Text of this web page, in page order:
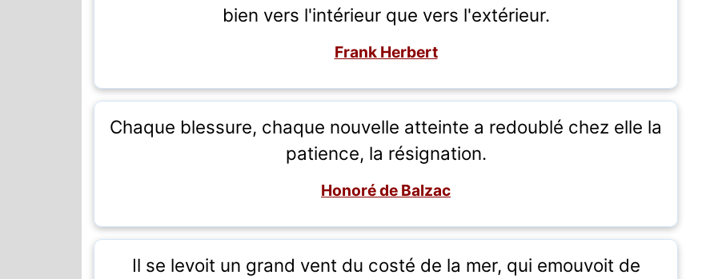
bien vers l'intérieur que vers l'extérieur.
Frank Herbert
Chaque blessure, chaque nouvelle atteinte a redoublé chez elle la
patience, la résignation.
Honoré de Balzac
Il se levoit un grand vent du costé de la mer, qui emouvoit de